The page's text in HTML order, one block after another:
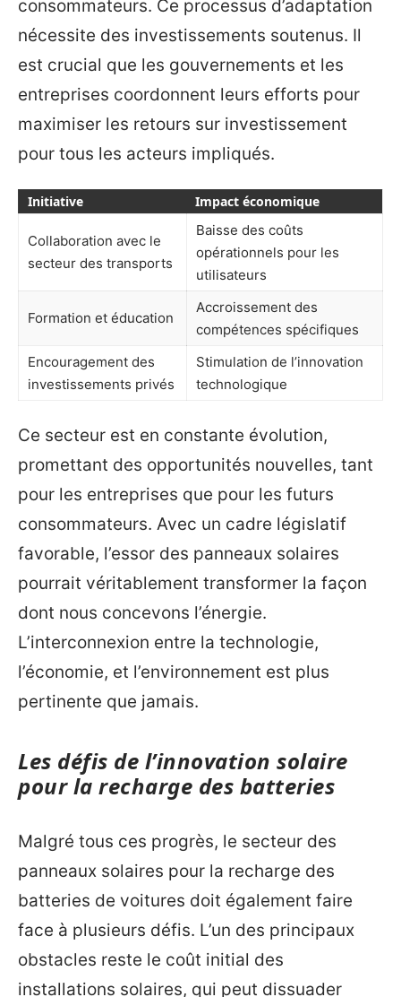
consommateurs. Ce processus d’adaptation
nécessite des investissements soutenus. Il
est crucial que les gouvernements et les
entreprises coordonnent leurs efforts pour
maximiser les retours sur investissement
pour tous les acteurs impliqués.
Initiative Impact économique
Collaboration avec le
secteur des transports
Baisse des coûts
opérationnels pour les
utilisateurs
Formation et éducation
Accroissement des
compétences spécifiques
Encouragement des
investissements privés
Stimulation de l’innovation
technologique
Ce secteur est en constante évolution,
promettant des opportunités nouvelles, tant
pour les entreprises que pour les futurs
consommateurs. Avec un cadre législatif
favorable, l’essor des panneaux solaires
pourrait véritablement transformer la façon
dont nous concevons l’énergie.
L’interconnexion entre la technologie,
l’économie, et l’environnement est plus
pertinente que jamais.
Les défis de l’innovation solaire
pour la recharge des batteries
Malgré tous ces progrès, le secteur des
panneaux solaires pour la recharge des
batteries de voitures doit également faire
face à plusieurs défis. L’un des principaux
obstacles reste le coût initial des
installations solaires, qui peut dissuader